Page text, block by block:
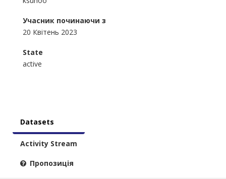
Учасник починаючи з
20 Квітень 2023
State
active
Datasets
Activity Stream
Пропозиція